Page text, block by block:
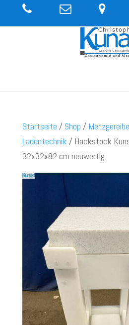
Startseite / Shop /
Ladentechnik / Hackstock
32x32x82 cm neuwertig